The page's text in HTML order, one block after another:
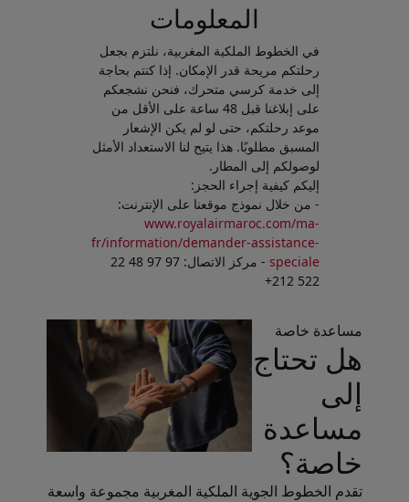
المعلومات
في الخطوط الملكية المغربية، نلتزم بجعل
رحلتكم مريحة قدر الإمكان. إذا كنتم بحاجة
إلى خدمة كرسي متحرك، فنحن نشجعكم
على إبلاغنا قبل 48 ساعة على الأقل من
موعد رحلتكم، حتى لو لم يكن الإشعار
المسبق مطلوبًا. هذا يتيح لنا الاستعداد الأمثل
لوصولكم إلى المطار.
إليكم كيفية إجراء الحجز:
- من خلال نموذج موقعنا على الإنترنت:
www.royalairmaroc.com/ma-
fr/information/demander-assistance-
speciale
- مركز الاتصال: 97 97 48 22
522 212+
مساعدة خاصة
هل تحتاج
إلى
مساعدة
خاصة؟
تقدم الخطوط الجوية الملكية المغربية مجموعة واسعة